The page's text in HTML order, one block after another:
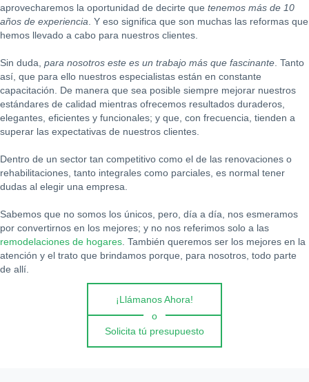
aprovecharemos la oportunidad de decirte que tenemos más de 10
años de experiencia . Y eso significa que son muchas las reformas que
hemos llevado a cabo para nuestros clientes.
Sin duda, para nosotros este es un trabajo más que fascinante . Tanto
así, que para ello nuestros especialistas están en constante
capacitación. De manera que sea posible siempre mejorar nuestros
estándares de calidad mientras ofrecemos resultados duraderos,
elegantes, eficientes y funcionales; y que, con frecuencia, tienden a
superar las expectativas de nuestros clientes.
Dentro de un sector tan competitivo como el de las renovaciones o
rehabilitaciones, tanto integrales como parciales, es normal tener
dudas al elegir una empresa.
Sabemos que no somos los únicos, pero, día a día, nos esmeramos
por convertirnos en los mejores; y no nos referimos solo a las
remodelaciones de hogares . También queremos ser los mejores en la
atención y el trato que brindamos porque, para nosotros, todo parte
de allí.
¡Llámanos Ahora!
o
Solicita tú presupuesto